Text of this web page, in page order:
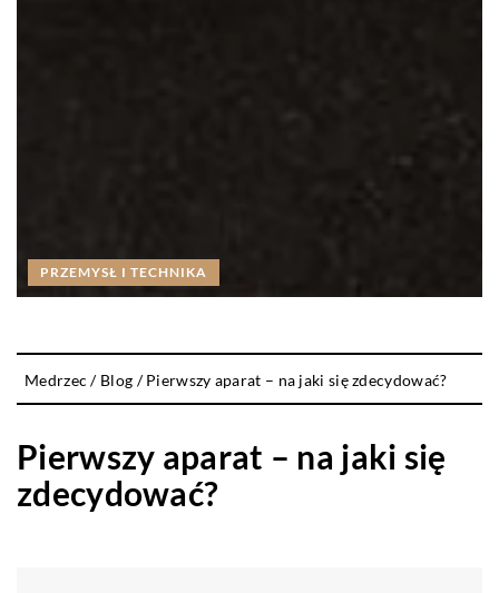
PRZEMYSŁ I TECHNIKA
Medrzec / Blog /Pierwszy aparat – na jaki się zdecydować?
Pierwszy aparat – na jaki się
zdecydować?